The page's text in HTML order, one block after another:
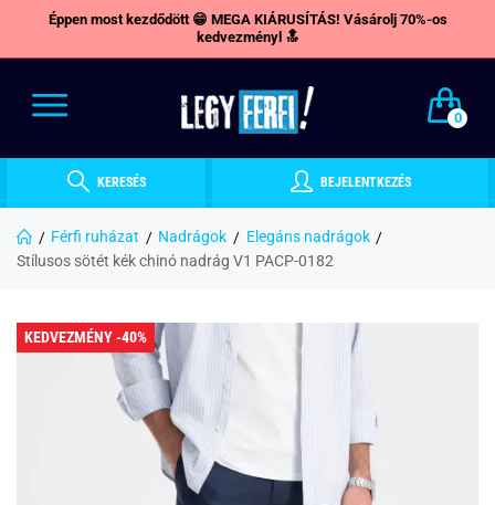
Éppen most kezdődött 😁 MEGA KIÁRUSÍTÁS! Vásárolj 70%-os
kedvezményl 🔝
0
KERESÉS BEJELENTKEZÉS
Férfi ruházat Nadrágok
Elegáns nadrágok
Stílusos sötét kék chinó nadrág V1 PACP-0182
KEDVEZMÉNY -40%